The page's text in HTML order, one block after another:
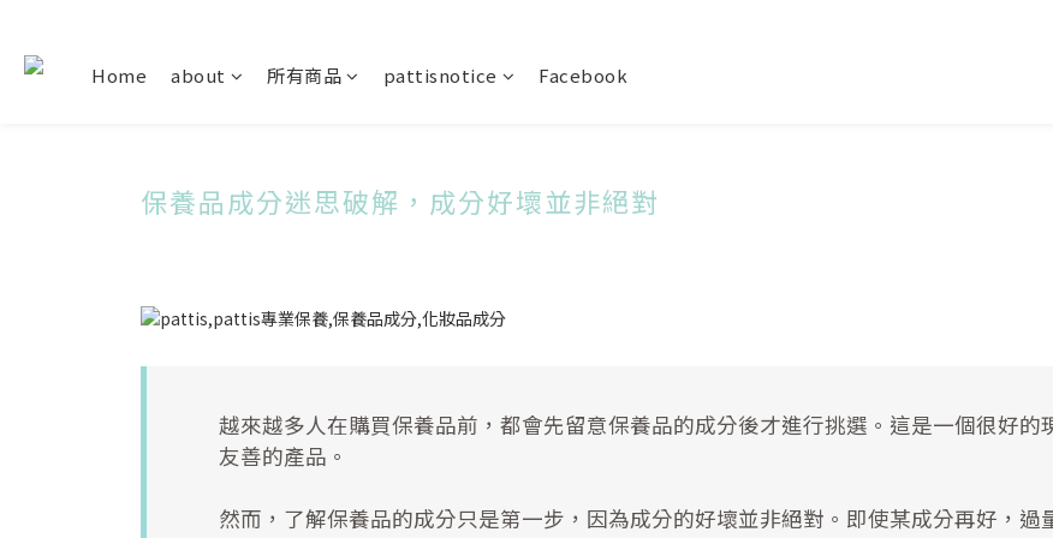
Home about 所有商品 pattisnotice Facebook
保養品成分迷思破解，成分好壞並非絕對
越來越多人在購買保養品前，都會先留意保養品的成分後才進行挑選。這是一個很好
友善的產品。
然而，了解保養品的成分只是第一步，因為成分的好壞並非絕對。即使某成分再好，